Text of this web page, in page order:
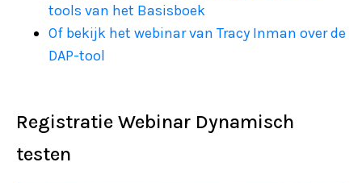
tools van het Basisboek
Of bekijk het webinar van Tracy Inman over de
DAP-tool
Registratie Webinar Dynamisch
testen